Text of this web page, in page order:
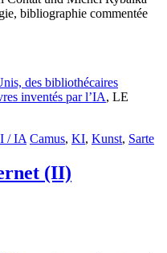
bibliographie commentée
des bibliothécaires
inventés par l’IA, LE
/ IA Camus, KI, Kunst, Sarte
(II)